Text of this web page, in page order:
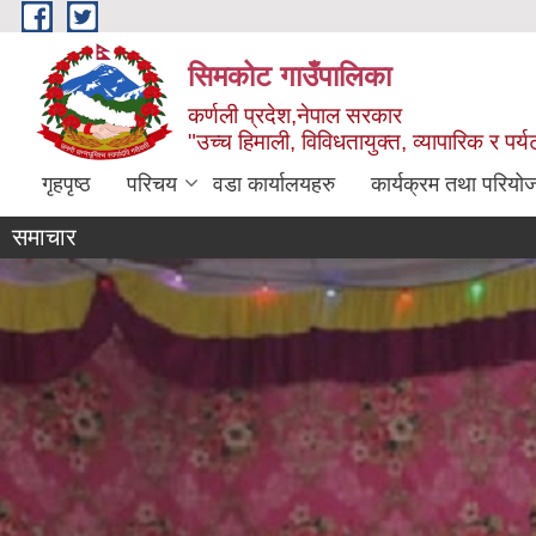
Skip to main content
सिमकोट गाउँपालिका
कर्णली प्रदेश,नेपाल सरकार
"उच्च हिमाली, विविधतायुक्त, व्यापारिक र
गृहपृष्ठ परिचय वडा कार्यालयहरु कार्यक्रम तथा
समाचार